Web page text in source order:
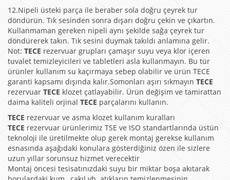
12.Nipeli üsteki parça ile beraber sola doğru çeyrek tur
döndürün. Tık sesinden sonra dışarı doğru çekin ve çıkartın.
Kullanmaman gereken nipeli aynı şekilde sağa çeyrek tur
döndürerek takın. Tık sesini duymak takıldı anlamına gelir.
Not: TECE rezervuar grupları çamaşır suyu veya klor içeren
tuvalet temizleyicileri ve tabletleri asla kullanmayın. Bu tür
ürünler kullanım su kaçırmaya sebep olabilir ve ürün TECE
garanti kapsamı dışında kalır.Somonları aşırı sıkmayın TECE
rezervuar TECE klozet çatlayabilir. Ürün değişim ve tamirattan
daima kaliteli orjinal TECE parçalarını kullanın.
TECE rezervuar ve asma klozet kullanım kuralları
TECE rezervuar ürünlerimiz TSE ve ISO standartlarında üstün
teknoloji ile üretilmekte olup gerek montaj gerekse kullanım
esnasında aşağıdaki konulara gösterdiğiniz özen ile sizlere
uzun yıllar sorunsuz hizmet verecektir
Montaj öncesi tesisatınızdaki suyu bir miktar boşa akıtarak